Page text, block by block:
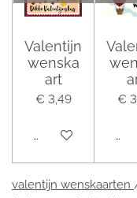
Valentijn
wenska
art
€ 3,49
Houd mij op de
€
valentijn wenskaarten